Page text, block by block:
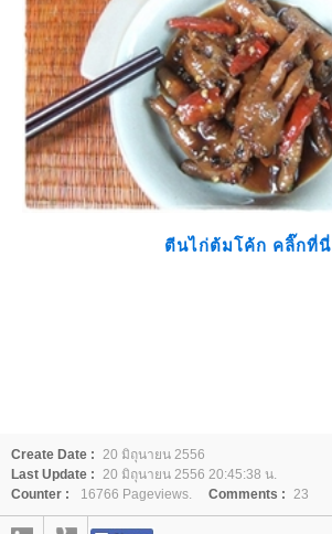
ตีนไก่ต้มโค้ก คลิ๊กที่นี่
Create Date : 20 มิถุนายน 2556
Last Update : 20 มิถุนายน 2556 20:45:38 น.
Counter :
16766 Pageviews. Comments : 23